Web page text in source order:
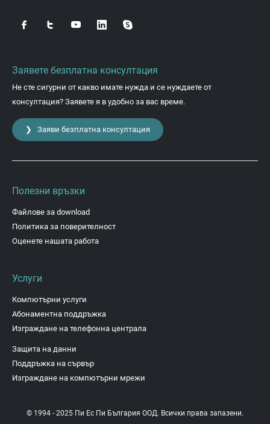
Заявете безплатна консултация
Не сте сигурни от какво имате нужда и се нуждаете от
консултация? Заявете я в удобно за вас време.
❯ Заяви безплатна консултация
Полезни връзки
Файлове за download
Политика за поверителност
Оценете нашата работа
Услуги
Компютърни услуги
Абонаментна поддръжка
Изграждане на телефонна централа
Защита на данни
Поддръжка на сървър
Изграждане на компютърни мрежи
© 1994 - 2025 Пи Ес Пи България ООД. Всички права запазени.